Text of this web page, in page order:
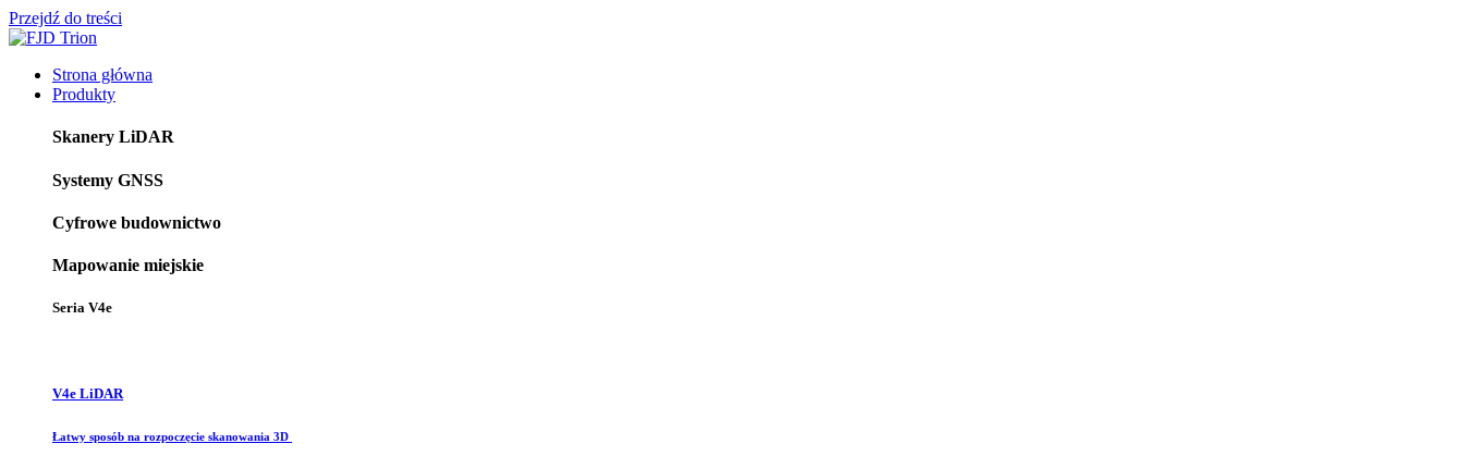
Przejdź do treści
Strona główna
Produkty
Skanery LiDAR
Systemy GNSS
Cyfrowe budownictwo
Mapowanie miejskie
Seria V4e
V4e LiDAR
Łatwy sposób na rozpoczęcie skanowania 3D